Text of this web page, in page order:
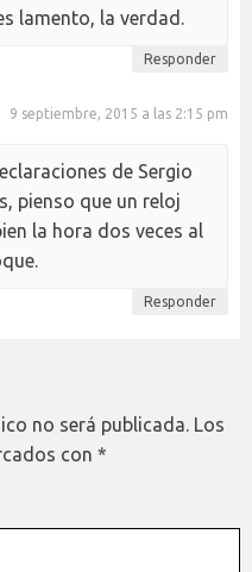
lamento, la verdad.
Responder
9 septiembre, 2015 a las 2:15 pm
de Sergio
pienso que un reloj
la hora dos veces al
Responder
no será publicada. Los
con *